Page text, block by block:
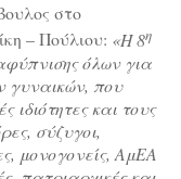
στο
– Πούλιου: «Η 8η
όλων για
γυναικών, που
ιδιότητες και τους
σύζυγοι,
μονογονείς, ΑμΕΑ